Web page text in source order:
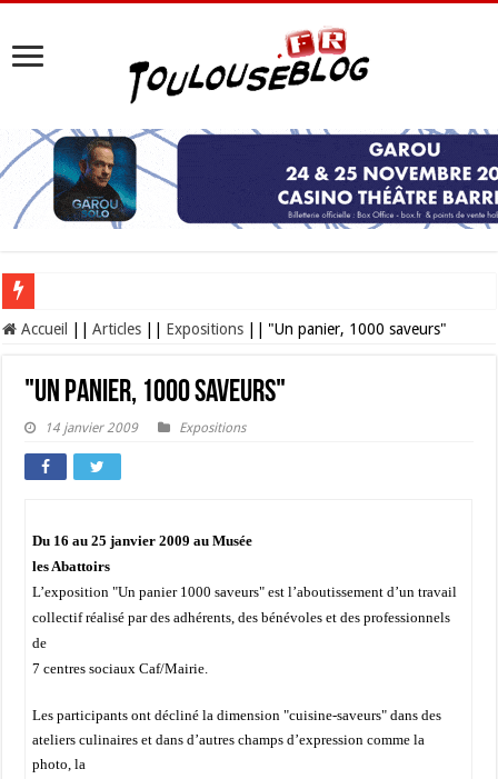
Les Nocturnes de la Cité de l’espace 2026 : l’événement incontournable de
Accueil Articles Expositions "Un panier, 1000 saveurs"
"Un panier, 1000 saveurs"
14 janvier 2009 Expositions
Du 16 au 25 janvier 2009 au Musée
les Abattoirs
L’exposition "Un panier 1000 saveurs" est l’aboutissement d’un travail
collectif réalisé par des adhérents, des bénévoles et des professionnels
de
7 centres sociaux Caf/Mairie.
Les participants ont décliné la dimension "cuisine-saveurs" dans des
ateliers culinaires et dans d’autres champs d’expression comme la
photo, la